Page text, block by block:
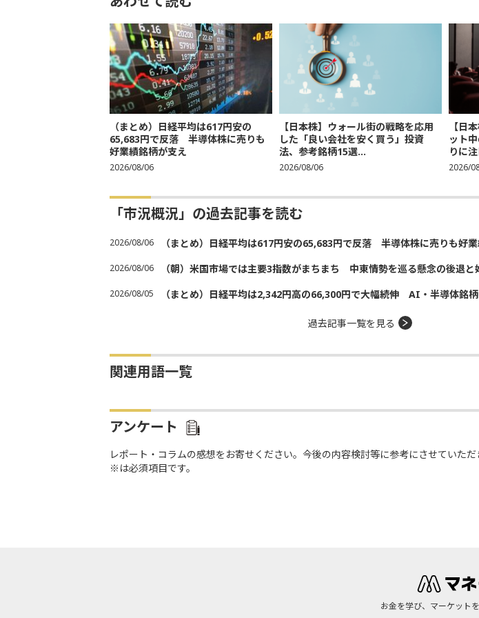
（まとめ）日経平均は617円安の
65,683円で反落 半導体株に売りも
好業績銘柄が支え
2026/08/06
【日本株】ウォール街の戦略を応用
した「良い会社を安く買う」投資
法、参考銘柄15選...
2026/08/06
【日
ット
りに
2026/
「市況概況」の過去記事を読む
2026/08/06 （まとめ）日経平均は617円安の65,683円で反落 半導体株に売りも好
2026/08/06 （朝）米国市場では主要3指数がまちまち 中東情勢を巡る懸念の後退と
2026/08/05 （まとめ）日経平均は2,342円高の66,300円で大幅続伸 AI・半導体銘
過去記事一覧を見る
関連用語一覧
アンケート
レポート・コラムの感想をお寄せください。今後の内容検討等に参考にさせていただ
※は必須項目です。
お金を学び、マーケット